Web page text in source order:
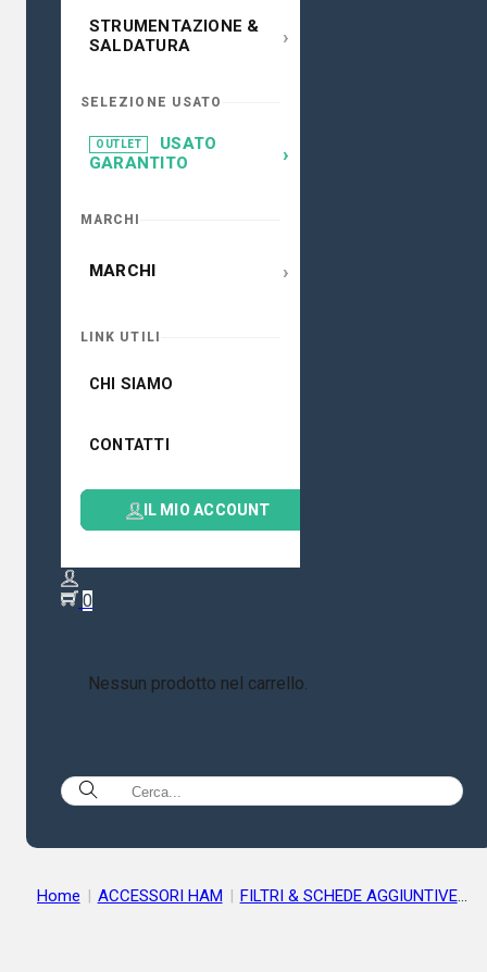
STRUMENTAZIONE &
SALDATURA
›
SELEZIONE USATO
OUTLET
USATO
GARANTITO
›
MARCHI
MARCHI ›
LINK UTILI
CHI SIAMO
CONTATTI
IL MIO ACCOUNT
0
Nessun prodotto nel carrello.
Home | ACCESSORI HAM | FILTRI & SCHEDE AGGIUNTIVE